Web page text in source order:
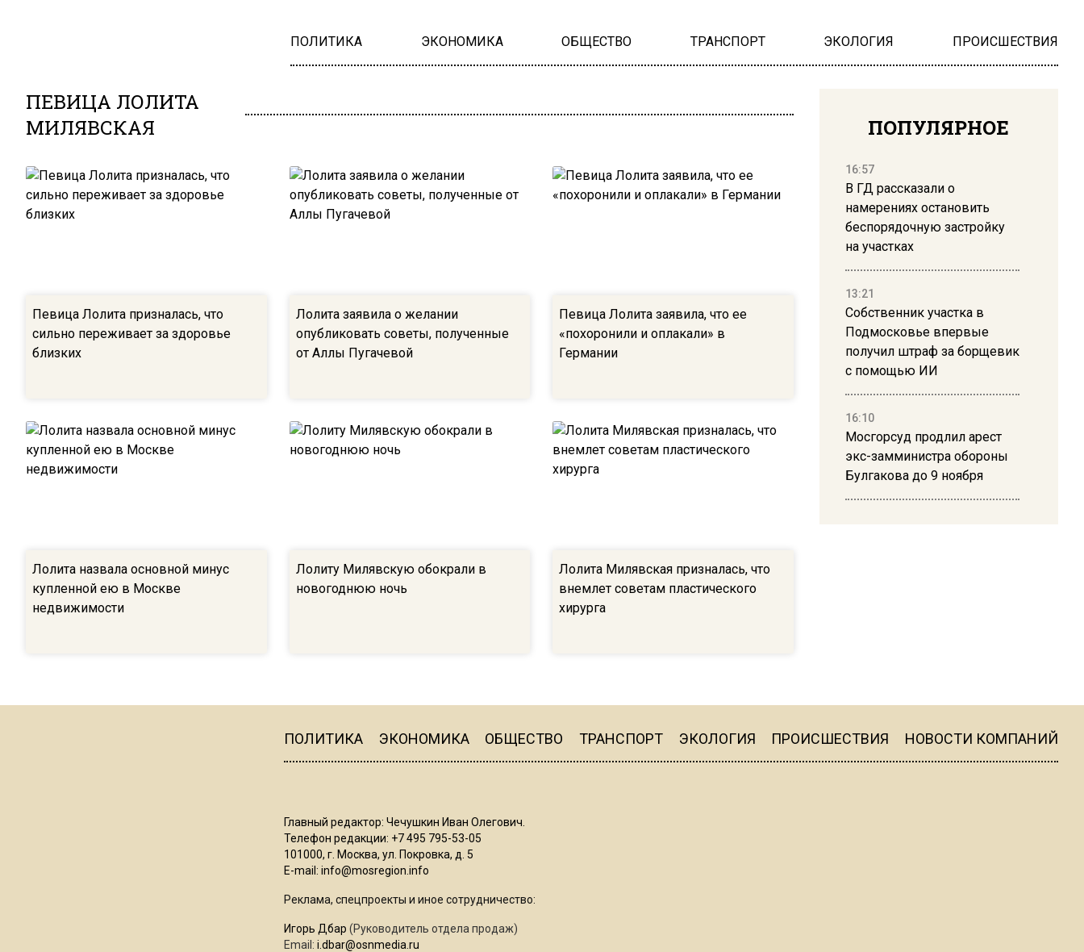
ПОЛИТИКА ЭКОНОМИКА ОБЩЕСТВО ТРАНСПОРТ ЭКОЛОГИЯ ПРОИСШЕСТВИЯ
ПЕВИЦА ЛОЛИТА
МИЛЯВСКАЯ
Певица Лолита призналась, что
сильно переживает за здоровье
близких
Лолита заявила о желании
опубликовать советы, полученные
от Аллы Пугачевой
Певица Лолита заявила, что ее
«похоронили и оплакали» в
Германии
Лолита назвала основной минус
купленной ею в Москве
недвижимости
Лолиту Милявскую обокрали в
новогоднюю ночь
Лолита Милявская призналась, что
внемлет советам пластического
хирурга
ПОПУЛЯРНОЕ
16:57
В ГД рассказали о
намерениях остановить
беспорядочную застройку
на участках
13:21
Собственник участка в
Подмосковье впервые
получил штраф за борщевик
с помощью ИИ
16:10
Мосгорсуд продлил арест
экс-замминистра обороны
Булгакова до 9 ноября
ограничат движение на
ПОЛИТИКА ЭКОНОМИКА ОБЩЕСТВО ТРАНСПОРТ ЭКОЛОГИЯ ПРОИСШЕСТВИЯ НОВОСТИ КОМПАНИЙ
Главный редактор: Чечушкин Иван Олегович.
Телефон редакции: +7 495 795-53-05
101000, г. Москва, ул. Покровка, д. 5
E-mail: info@mosregion.info
Реклама, спецпроекты и иное сотрудничество:
Игорь Дбар (Руководитель отдела продаж)
Email: i.dbar@osnmedia.ru